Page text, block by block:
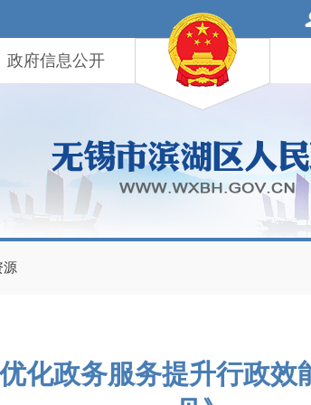
政府信息公开
源
化政务服务提升行政效